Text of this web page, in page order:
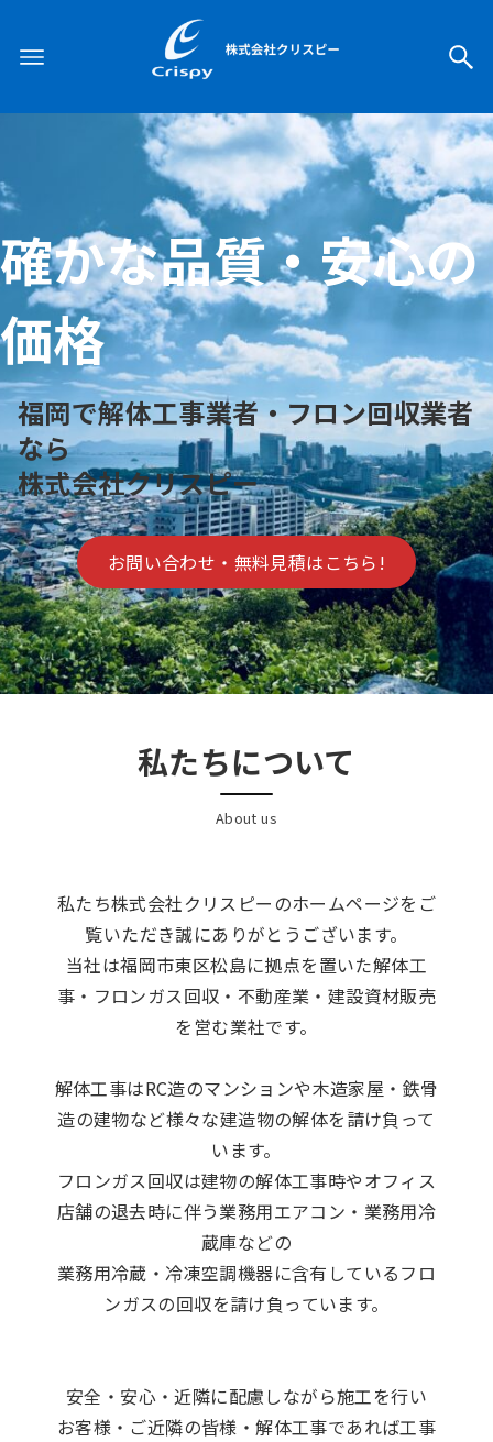
確かな品質・安心の
価格
福岡で解体工事業者・フロン回収業者
なら
株式会社クリスピー
お問い合わせ・無料見積はこちら!
私たちについて
About us
私たち株式会社クリスピーのホームページをご
覧いただき誠にありがとうございます。
当社は福岡市東区松島に拠点を置いた解体工
事・フロンガス回収・不動産業・建設資材販売
を営む業社です。
解体工事はRC造のマンションや木造家屋・鉄骨
造の建物など様々な建造物の解体を請け負って
います。
フロンガス回収は建物の解体工事時やオフィス
店舗の退去時に伴う業務用エアコン・業務用冷
蔵庫などの
業務用冷蔵・冷凍空調機器に含有しているフロ
ンガスの回収を請け負っています。
安全・安心・近隣に配慮しながら施工を行い
お客様・ご近隣の皆様・解体工事であれば工事